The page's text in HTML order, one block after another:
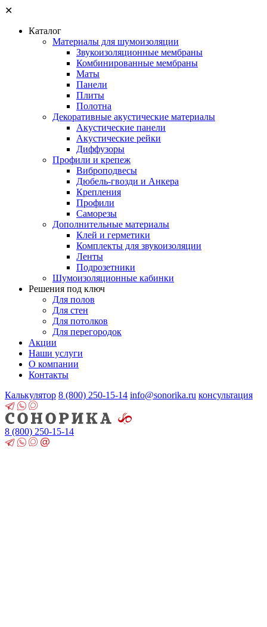
✕
Каталог
Материалы для шумоизоляции
Звукоизоляционные мембраны
Комбинированные мембраны
Маты
Панели
Плиты
Полотна
Декоративные акустические материалы
Акустические панели
Акустические рейки
Диффузоры
Профили и крепеж
Виброподвесы
Дюбель-гвозди и Анкера
Крепления
Профили
Саморезы
Дополнительные материалы
Клей и герметики
Комплекты для звукоизоляции
Ленты
Подрозетники
Шумоизоляционные кабинки
Решения под ключ
Для полов
Для стен
Для потолков
Для перегородок
Акции
Наши услуги
О компании
Контакты
Калькулятор 8 (800) 250-15-14 info@sonorika.ru консультация
8 (800) 250-15-14